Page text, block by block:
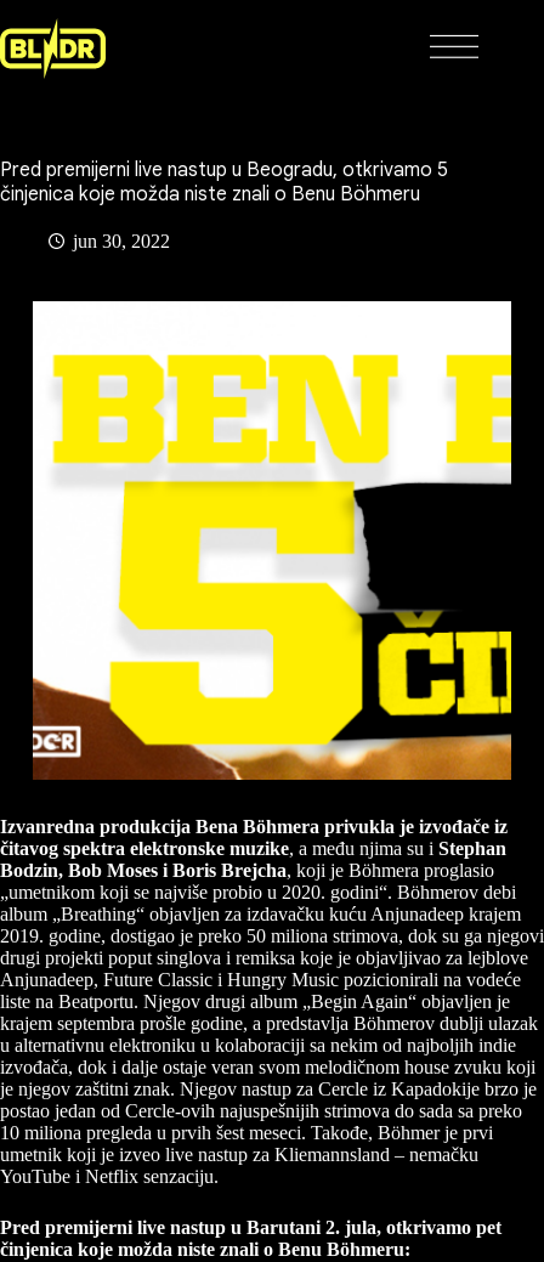
to
content
Pred premijerni live nastup u Beogradu, otkrivamo 5
činjenica koje možda niste znali o Benu Böhmeru
jun 30, 2022
Izvanredna produkcija Bena Böhmera privukla je izvođače iz
čitavog spektra elektronske muzike, a među njima su i Stephan
Bodzin, Bob Moses i Boris Brejcha, koji je Böhmera proglasio
„umetnikom koji se najviše probio u 2020. godini“. Böhmerov debi
album „Breathing“ objavljen za izdavačku kuću Anjunadeep krajem
2019. godine, dostigao je preko 50 miliona strimova, dok su ga njegovi
drugi projekti poput singlova i remiksa koje je objavljivao za lejblove
Anjunadeep, Future Classic i Hungry Music pozicionirali na vodeće
liste na Beatportu. Njegov drugi album „Begin Again“ objavljen je
krajem septembra prošle godine, a predstavlja Böhmerov dublji ulazak
u alternativnu elektroniku u kolaboraciji sa nekim od najboljih indie
izvođača, dok i dalje ostaje veran svom melodičnom house zvuku koji
je njegov zaštitni znak. Njegov nastup za Cercle iz Kapadokije brzo je
postao jedan od Cercle-ovih najuspešnijih strimova do sada sa preko
10 miliona pregleda u prvih šest meseci. Takođe, Böhmer je prvi
umetnik koji je izveo live nastup za Kliemannsland – nemačku
YouTube i Netflix senzaciju.
Pred premijerni live nastup u Barutani 2. jula, otkrivamo pet
činjenica koje možda niste znali o Benu Böhmeru: